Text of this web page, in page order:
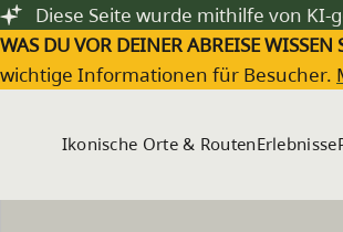
Zum Hauptinhalt springen
Diese Seite wurde mithilfe von
WAS DU VOR DEINER ABREISE WISSEN
wichtige Informationen für Besucher.
Ikonische Orte & RoutenErlebnisse